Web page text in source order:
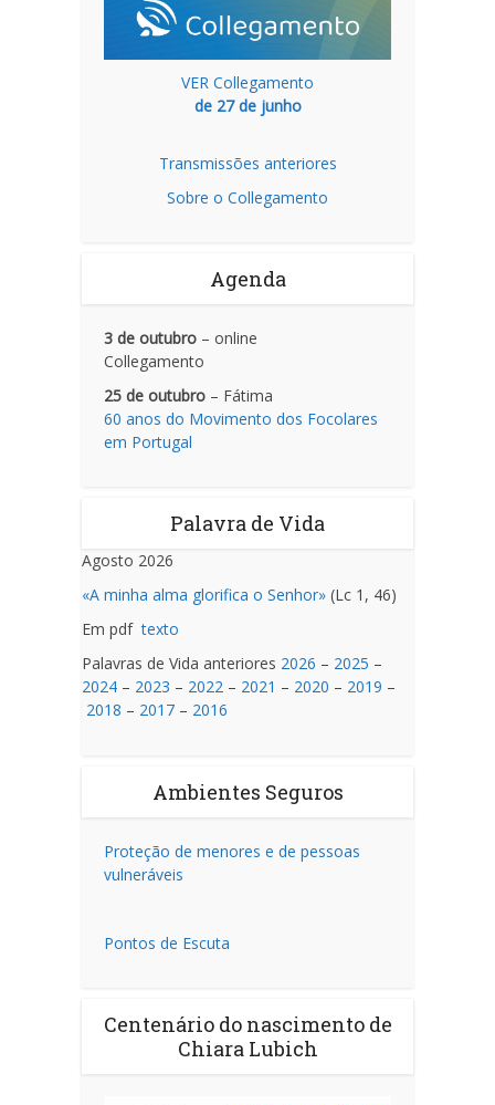
VER Collegamento
de 27 de junho
Transmissões anteriores
Sobre o Collegamento
Agenda
3 de outubro – online
Collegamento
25 de outubro – Fátima
60 anos do Movimento dos Focolares
em Portugal
Palavra de Vida
Agosto 2026
«A minha alma glorifica o Senhor» (Lc 1, 46)
Em pdftexto
Palavras de Vida anteriores 2026 – 2025 –
2024 – 2023 – 2022 – 2021 – 2020 – 2019 –
2018 – 2017 – 2016
Ambientes Seguros
Proteção de menores e de pessoas
vulneráveis
Pontos de Escuta
Centenário do nascimento de
Chiara Lubich